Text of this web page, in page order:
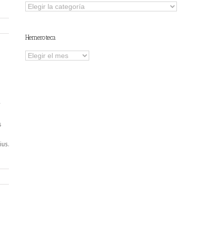
Explorar
Hemeroteca
Hemeroteca